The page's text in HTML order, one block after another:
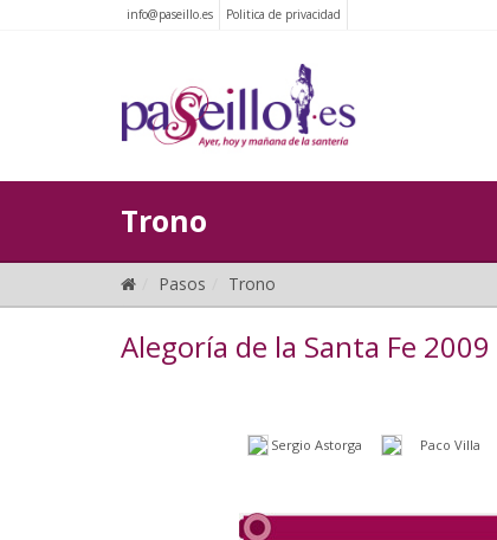
info@paseillo.es Politica de privacidad
Trono
Pasos Trono
Alegoría de la Santa Fe 2009
Sergio Astorga Paco Villa